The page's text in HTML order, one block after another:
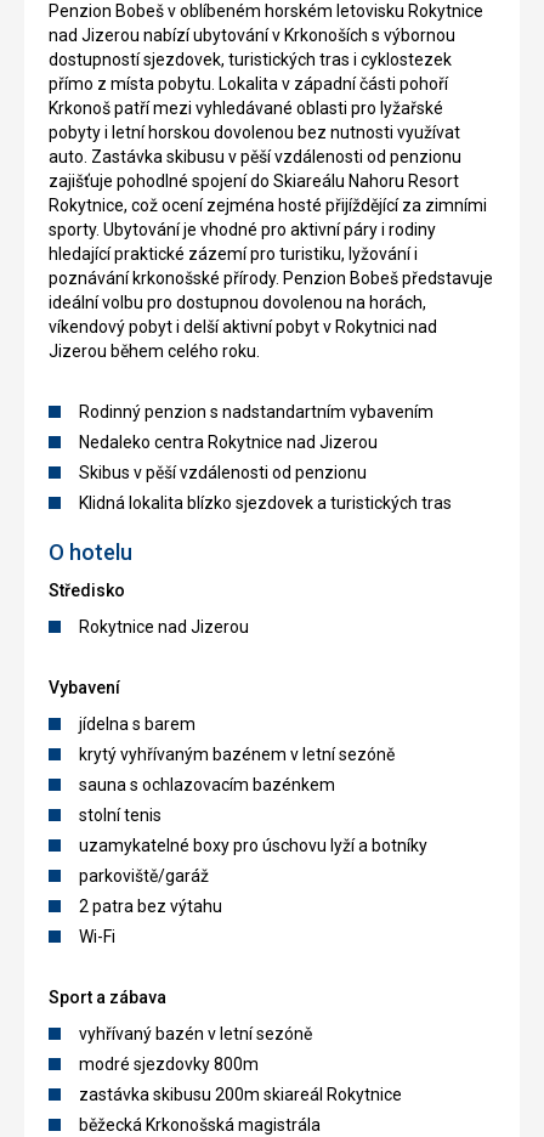
Penzion Bobeš v oblíbeném horském letovisku Rokytnice
nad Jizerou nabízí ubytování v Krkonoších s výbornou
dostupností sjezdovek, turistických tras i cyklostezek
přímo z místa pobytu. Lokalita v západní části pohoří
Krkonoš patří mezi vyhledávané oblasti pro lyžařské
pobyty i letní horskou dovolenou bez nutnosti využívat
auto. Zastávka skibusu v pěší vzdálenosti od penzionu
zajišťuje pohodlné spojení do Skiareálu Nahoru Resort
Rokytnice, což ocení zejména hosté přijíždějící za zimními
sporty. Ubytování je vhodné pro aktivní páry i rodiny
hledající praktické zázemí pro turistiku, lyžování i
poznávání krkonošské přírody. Penzion Bobeš představuje
ideální volbu pro dostupnou dovolenou na horách,
víkendový pobyt i delší aktivní pobyt v Rokytnici nad
Jizerou během celého roku.
Rodinný penzion s nadstandartním vybavením
Nedaleko centra Rokytnice nad Jizerou
Skibus v pěší vzdálenosti od penzionu
Klidná lokalita blízko sjezdovek a turistických tras
O hotelu
Středisko
Rokytnice nad Jizerou
Vybavení
jídelna s barem
krytý vyhřívaným bazénem v letní sezóně
sauna s ochlazovacím bazénkem
stolní tenis
uzamykatelné boxy pro úschovu lyží a botníky
parkoviště/garáž
2 patra bez výtahu
Wi-Fi
Sport a zábava
vyhřívaný bazén v letní sezóně
modré sjezdovky 800m
zastávka skibusu 200m skiareál Rokytnice
běžecká Krkonošská magistrála